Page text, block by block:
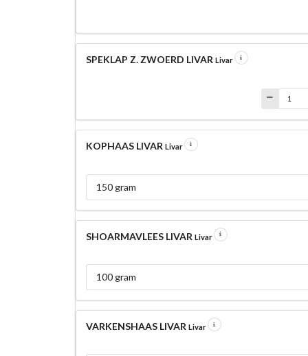
SPEKLAP Z. ZWOERD LIVAR Livar
KOPHAAS LIVAR Livar
150 gram
SHOARMAVLEES LIVAR Livar
100 gram
VARKENSHAAS LIVAR Livar